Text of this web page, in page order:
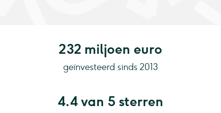
232 miljoen euro
geïnvesteerd sinds 2013
4.4 van 5 sterren